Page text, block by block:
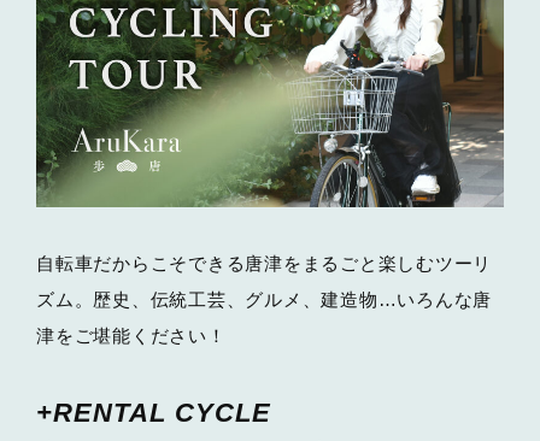
自転車だからこそできる唐津をまるごと楽しむツーリ
ズム。歴史、伝統工芸、グルメ、建造物…いろんな唐
津をご堪能ください！
+RENTAL CYCLE